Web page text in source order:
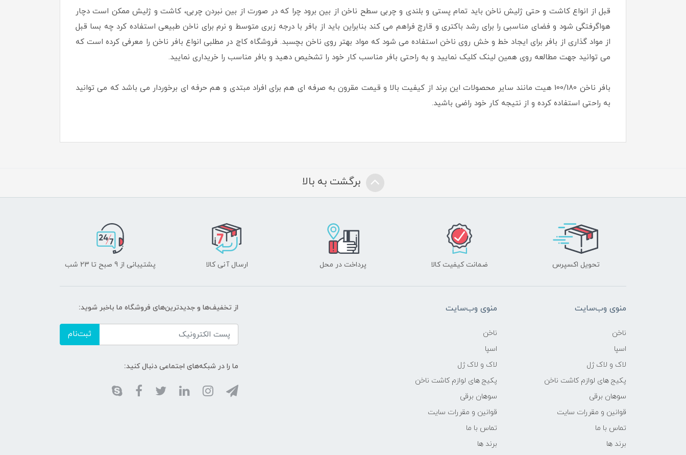
قبل از انواع کاشت و حتی ژلیش ناخن باید تمام پستی و بلندی و چربی سطح ناخن از بین برود چرا که در صورت از بین نبردن چربی، کاشت و ژلیش ممکن است دچار
هواگرفتگی شود و فضای مناسبی را برای رشد باکتری و قارچ فراهم می کند بنابراین باید از بافر با درجه زبری متوسط و نرم برای ناخن طبیعی استفاده کرد چه بسا قبل
از مواد گذاری از بافر برای ایجاد خط و خش روی ناخن استفاده می شود که مواد بهتر روی ناخن بچسبد. فروشگاه کاج در مطلبی انواع بافر ناخن را معرفی کرده است که
می توانید جهت مطالعه روی همین لینک کلیک نمایید و به راحتی بافر مناسب کار خود را تشخیص دهید و بافر مناسب را خریداری نمایید.
بافر ناخن 100/180 هیت مانند سایر محصولات این برند از کیفیت بالا و قیمت مقرون به صرفه ای هم برای افراد مبتدی و هم حرفه ای برخوردار می باشد که می توانید
به راحتی استفاده کرده و از نتیجه کار خود راضی باشید.
برگشت به بالا
تحویل اکسپرس ضمانت کیفیت کالا پرداخت در محل ارسال آنی کالا پشتیبانی از 9 صبح تا 23 شب
منوی وب‌سایت
ناخن
اسپا
لاک و لاک ژل
پکیج های لوازم کاشت ناخن
سوهان برقی
قوانین و مقررات سایت
تماس با ما
برند ها
منوی وب‌سایت
ناخن
اسپا
لاک و لاک ژل
پکیج های لوازم کاشت ناخن
سوهان برقی
قوانین و مقررات سایت
تماس با ما
برند ها
از تخفیف‌ها و جدیدترین‌های فروشگاه ما باخبر شوید:
ثبت‌نام
ما را در شبکه‌های اجتماعی دنبال کنید: